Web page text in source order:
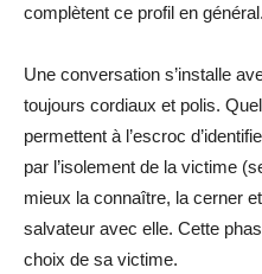
complètent ce profil en général.
Une conversation s’installe
toujours cordiaux et polis.
permettent à l’escroc
par l’isolement de la victime
mieux la connaître, la cerner
salvateur avec elle. Cette
choix de sa victime.